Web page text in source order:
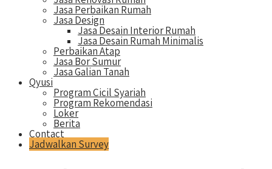
Jasa Perbaikan Rumah
Jasa Design
Jasa Desain Interior Rumah
Jasa Desain Rumah Minimalis
Perbaikan Atap
Jasa Bor Sumur
Jasa Galian Tanah
Qyusi
Program Cicil Syariah
Program Rekomendasi
Loker
Berita
Contact
Jadwalkan Survey